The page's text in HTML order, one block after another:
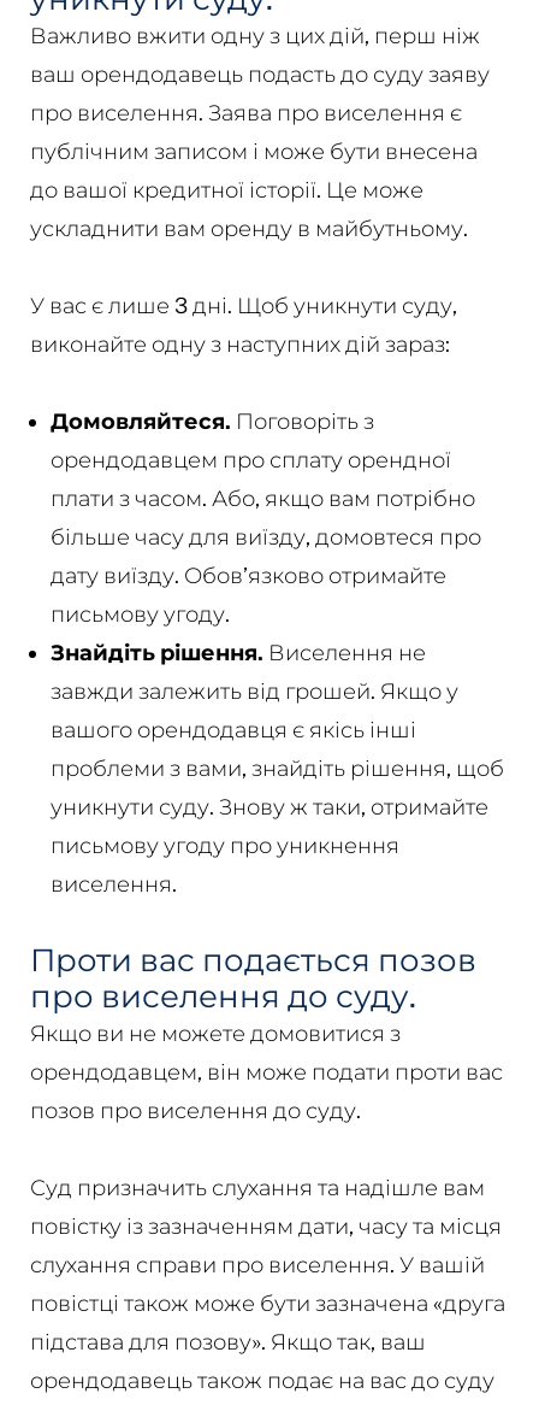
Важливо вжити одну з цих дій, перш ніж
ваш орендодавець подасть до суду заяву
про виселення. Заява про виселення є
публічним записом і може бути внесена
до вашої кредитної історії. Це може
ускладнити вам оренду в майбутньому.
У вас є лише 3 дні. Щоб уникнути суду,
виконайте одну з наступних дій зараз:
Домовляйтеся. Поговоріть з
орендодавцем про сплату орендної
плати з часом. Або, якщо вам потрібно
більше часу для виїзду, домовтеся про
дату виїзду. Обов’язково отримайте
письмову угоду.
Знайдіть рішення. Виселення не
завжди залежить від грошей. Якщо у
вашого орендодавця є якісь інші
проблеми з вами, знайдіть рішення, щоб
уникнути суду. Знову ж таки, отримайте
письмову угоду про уникнення
виселення.
Проти вас подається позов
про виселення до суду.
Якщо ви не можете домовитися з
орендодавцем, він може подати проти вас
позов про виселення до суду.
Суд призначить слухання та надішле вам
повістку із зазначенням дати, часу та місця
слухання справи про виселення. У вашій
повістці також може бути зазначена «друга
підстава для позову». Якщо так, ваш
орендодавець також подає на вас до суду